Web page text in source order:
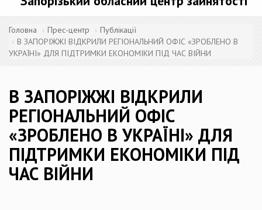
Головна Прес-центр
Публікації
В ЗАПОРІЖЖІ ВІДКРИЛИ РЕГІОНАЛЬНИЙ ОФІС «ЗРОБЛЕНО В
УКРАЇНІ» ДЛЯ ПІДТРИМКИ ЕКОНОМІКИ ПІД ЧАС ВІЙНИ
В ЗАПОРІЖЖІ ВІДКРИЛИ
РЕГІОНАЛЬНИЙ ОФІС
«ЗРОБЛЕНО В УКРАЇНІ» ДЛЯ
ПІДТРИМКИ ЕКОНОМІКИ ПІД
ЧАС ВІЙНИ